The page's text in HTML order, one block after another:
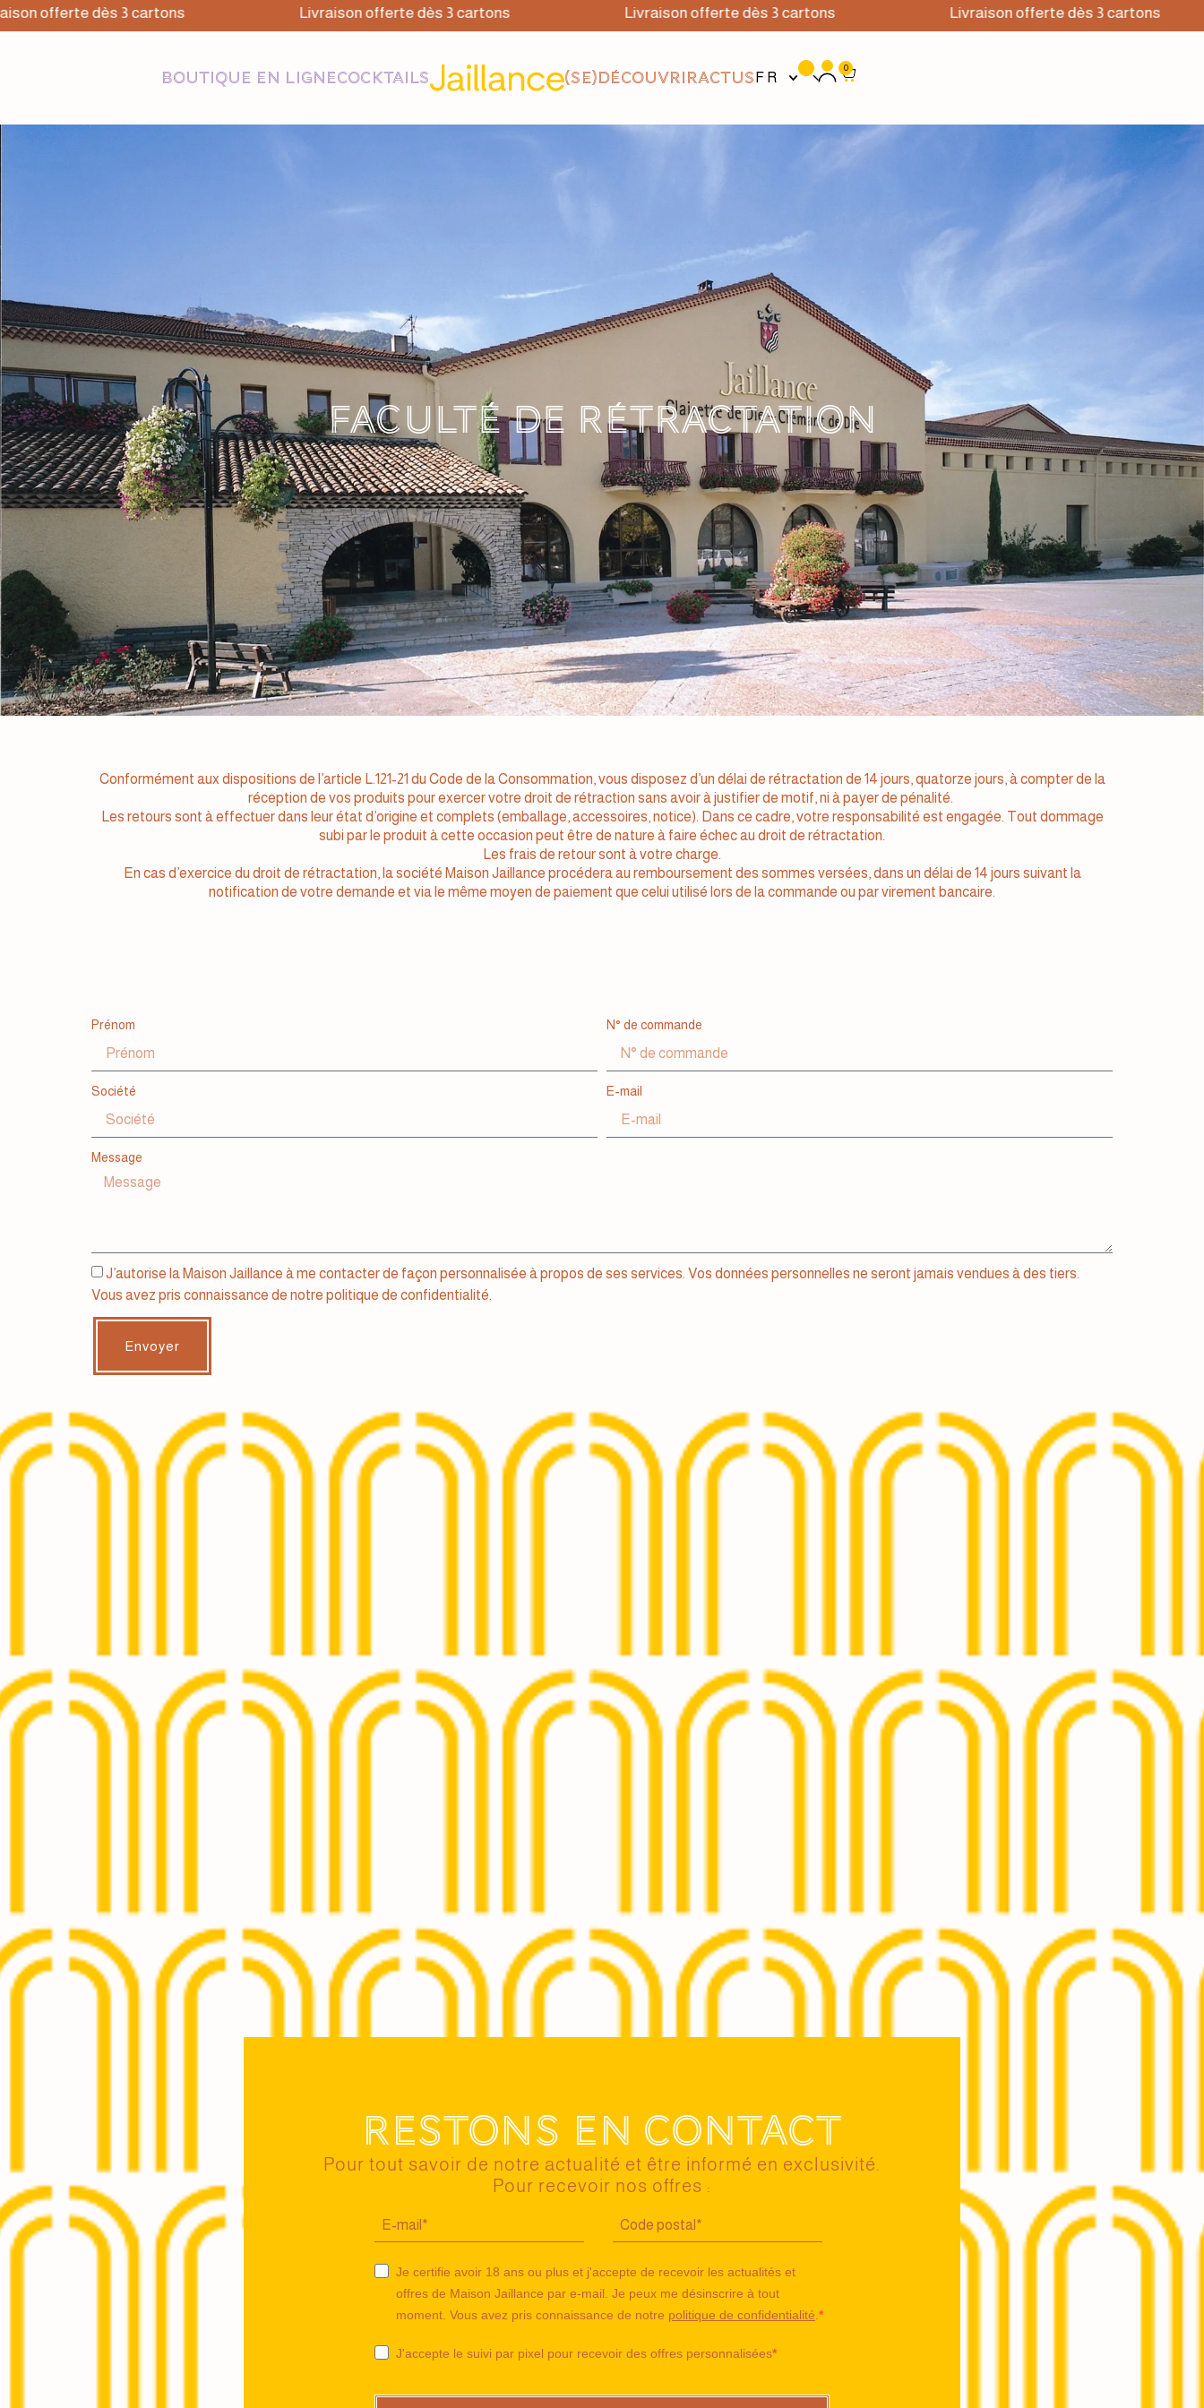
offerte dès 3 cartons Livraison offerte dès 3 cartons Livraison offerte dès 3 cartons Livraison offerte dès 3 cartons
BOUTIQUE EN LIGNECOCKTAILS (SE)DÉCOUVRIRACTUS FR
0
Faculté de rétractation
Conformément aux dispositions de l’article L.121-21 du Code de la Consommation, vous disposez d’un délai de rétractation de 14 jours, quatorze jours, à compter de la
réception de vos produits pour exercer votre droit de rétraction sans avoir à justifier de motif, ni à payer de pénalité.
Les retours sont à effectuer dans leur état d’origine et complets (emballage, accessoires, notice). Dans ce cadre, votre responsabilité est engagée. Tout dommage
subi par le produit à cette occasion peut être de nature à faire échec au droit de rétractation.
Les frais de retour sont à votre charge.
En cas d’exercice du droit de rétractation, la société Maison Jaillance procédera au remboursement des sommes versées, dans un délai de 14 jours suivant la
notification de votre demande et via le même moyen de paiement que celui utilisé lors de la commande ou par virement bancaire.
Prénom N° de commande
Société E-mail
Message
J’autorise la Maison Jaillance à me contacter de façon personnalisée à propos de ses services. Vos données personnelles ne seront jamais vendues à des tiers.
Vous avez pris connaissance de notre politique de confidentialité.
Envoyer
Restons en contact
Pour tout savoir de notre actualité et être informé en exclusivité.
Pour recevoir nos offres :
Je certifie avoir 18 ans ou plus et j'accepte de recevoir les actualités et
offres de Maison Jaillance par e-mail. Je peux me désinscrire à tout
moment. Vous avez pris connaissance de notre politique de confidentialité
J'accepte le suivi par pixel pour recevoir des offres personnalisées